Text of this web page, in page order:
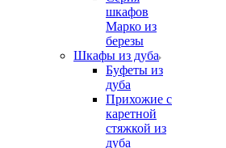
шкафов
Марко из
березы
Шкафы из дуба
Буфеты из
дуба
Прихожие с
каретной
стяжкой из
дуба